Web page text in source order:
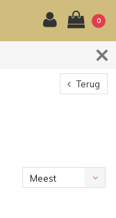
0
Terug
Meest